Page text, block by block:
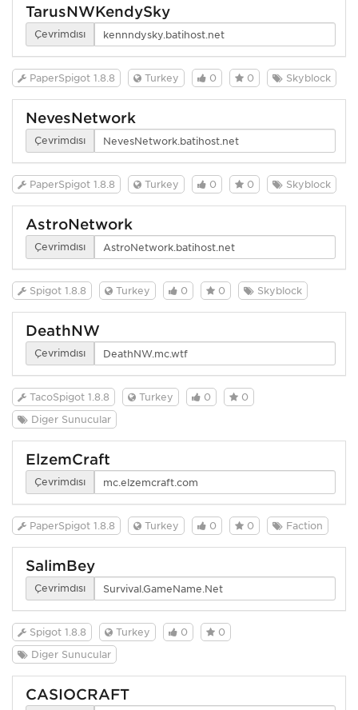
TarusNWKendySky
Çevrimdışı
PaperSpigot 1.8.8 Turkey 0 0 Skyblock
NevesNetwork
Çevrimdışı
PaperSpigot 1.8.8 Turkey 0 0 Skyblock
AstroNetwork
Çevrimdışı
Spigot 1.8.8 Turkey 0 0 Skyblock
DeathNW
Çevrimdışı
TacoSpigot 1.8.8 Turkey 0
0
Diğer Sunucular
ElzemCraft
Çevrimdışı
PaperSpigot 1.8.8 Turkey 0 0 Faction
SalimBey
Çevrimdışı
Spigot 1.8.8 Turkey 0
0
Diğer Sunucular
CASİOCRAFT